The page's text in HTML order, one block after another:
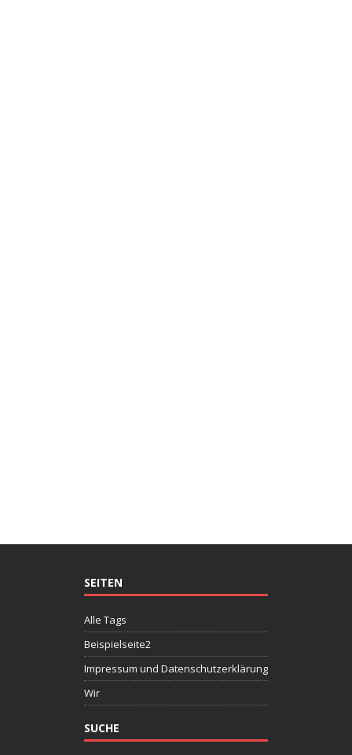
SEITEN
Alle Tags
Beispielseite2
Impressum und Datenschutzerklärung
Wir
SUCHE